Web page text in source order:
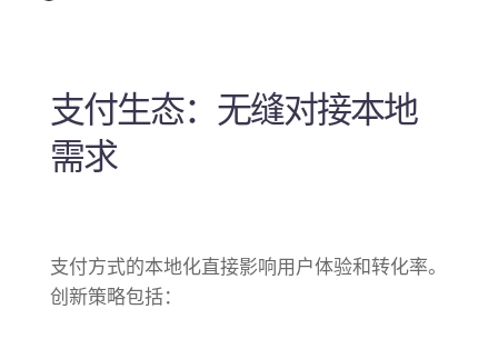
支付生态：无缝对接本地
需求
支付方式的本地化直接影响用户体验和转化率。
创新策略包括：